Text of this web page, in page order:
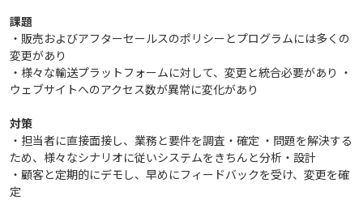
課題
・販売およびアフターセールスのポリシーとプログラムには多くの
変更があり
・様々な輸送プラットフォームに対して、変更と統合必要があり ・
ウェブサイトへのアクセス数が異常に変化があり
対策
・担当者に直接面接し、業務と要件を調査・確定 ・問題を解決する
ため、様々なシナリオに従いシステムをきちんと分析・設計
・顧客と定期的にデモし、早めにフィードバックを受け、変更を確
定